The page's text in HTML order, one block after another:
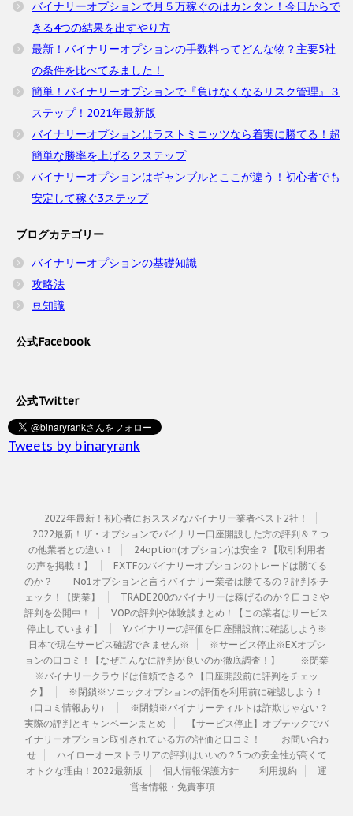
バイナリーオプションで月５万稼ぐのはカンタン！今日からで
きる4つの結果を出すやり方
最新！バイナリーオプションの手数料ってどんな物？主要5社
の条件を比べてみました！
簡単！バイナリーオプションで『負けなくなるリスク管理』３
ステップ！2021年最新版
バイナリーオプションはラストミニッツなら着実に勝てる！超
簡単な勝率を上げる２ステップ
バイナリーオプションはギャンブルとここが違う！初心者でも
安定して稼ぐ3ステップ
ブログカテゴリー
バイナリーオプションの基礎知識
攻略法
豆知識
公式Facebook
公式Twitter
Tweets by binaryrank
2022年最新！初心者におススメなバイナリー業者ベスト2社！
2022最新！ザ・オプションでバイナリー口座開設した方の評判＆７つ
の他業者との違い！
24option(オプション)は安全？【取引利用者
の声を掲載！】
FXTFのバイナリーオプションのトレードは勝てる
のか？
No1オプションと言うバイナリー業者は勝てるの？評判をチ
ェック！【閉業】
TRADE200のバイナリーは稼げるのか？口コミや
評判を公開中！
VOPの評判や体験談まとめ！【この業者はサービス
停止しています】
Yバイナリーの評価を口座開設前に確認しよう※
日本で現在サービス確認できません※
※サービス停止※EXオプシ
ョンの口コミ！【なぜこんなに評判が良いのか徹底調査！】
※閉業
※バイナリークラウドは信頼できる？【口座開設前に評判をチェッ
ク】
※閉鎖※ソニックオプションの評価を利用前に確認しよう！
（口コミ情報あり）
※閉鎖※バイナリーティルトは詐欺じゃない？
実際の評判とキャンペーンまとめ
【サービス停止】オプテックでバ
イナリーオプション取引されている方の評価と口コミ！
お問い合わ
せ
ハイローオーストラリアの評判はいいの？5つの安全性が高くて
オトクな理由！2022最新版
個人情報保護方針 利用規約
運
営者情報・免責事項